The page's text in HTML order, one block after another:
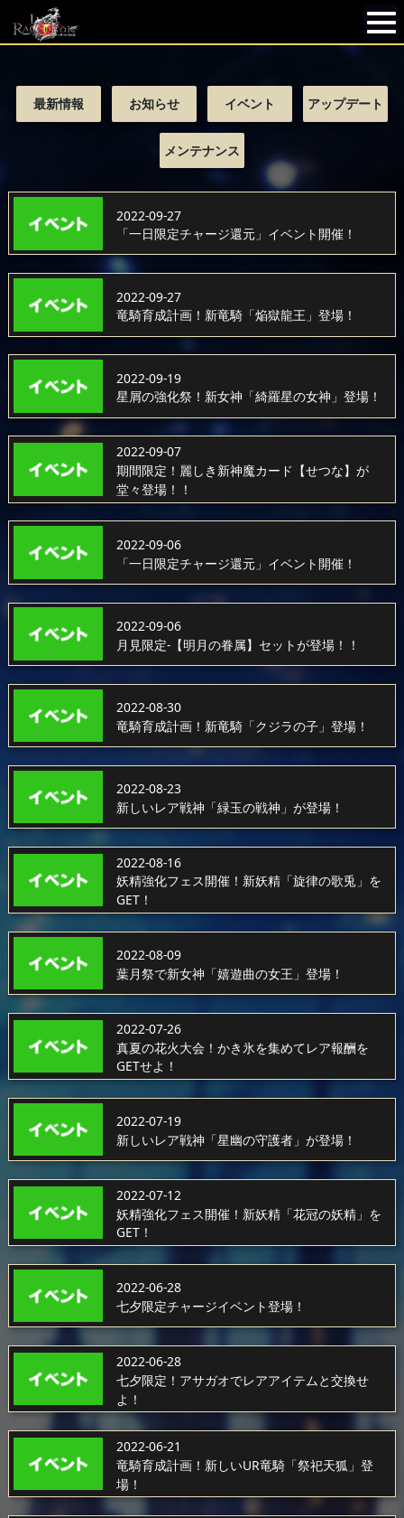
最新情報 お知らせ イベント アップデート
メンテナンス
2022-09-27
「一日限定チャージ還元」イベント開催！
2022-09-27
竜騎育成計画！新竜騎「焔獄龍王」登場！
2022-09-19
星屑の強化祭！新女神「綺羅星の女神」登場！
2022-09-07
期間限定！麗しき新神魔カード【せつな】が
堂々登場！！
2022-09-06
「一日限定チャージ還元」イベント開催！
2022-09-06
月見限定-【明月の眷属】セットが登場！！
2022-08-30
竜騎育成計画！新竜騎「クジラの子」登場！
2022-08-23
新しいレア戦神「緑玉の戦神」が登場！
2022-08-16
妖精強化フェス開催！新妖精「旋律の歌兎」を
GET！
2022-08-09
葉月祭で新女神「嬉遊曲の女王」登場！
2022-07-26
真夏の花火大会！かき氷を集めてレア報酬を
GETせよ！
2022-07-19
新しいレア戦神「星幽の守護者」が登場！
2022-07-12
妖精強化フェス開催！新妖精「花冠の妖精」を
GET！
2022-06-28
七夕限定チャージイベント登場！
2022-06-28
七夕限定！アサガオでレアアイテムと交換せ
よ！
2022-06-21
竜騎育成計画！新しいUR竜騎「祭祀天狐」登
場！